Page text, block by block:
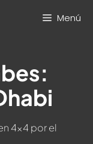
Menú
4x4 por el